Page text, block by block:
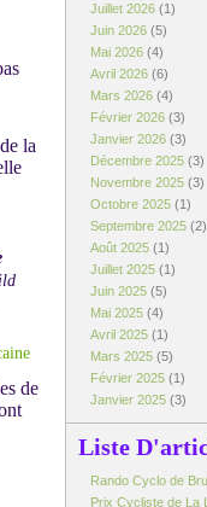
la
de
Juillet 2026 (1)
Juin 2026 (5)
Mai 2026 (4)
Avril 2026 (6)
Mars 2026 (4)
Février 2026 (3)
Janvier 2026 (3)
Décembre 2025 (3)
Novembre 2025 (3)
Octobre 2025 (1)
Septembre 2025 (2)
Août 2025 (1)
Juillet 2025 (1)
Juin 2025 (5)
Mai 2025 (4)
Avril 2025 (1)
Mars 2025 (5)
Février 2025 (1)
Janvier 2025 (3)
Liste
Rando Cyclo de
Prix Cycliste de La